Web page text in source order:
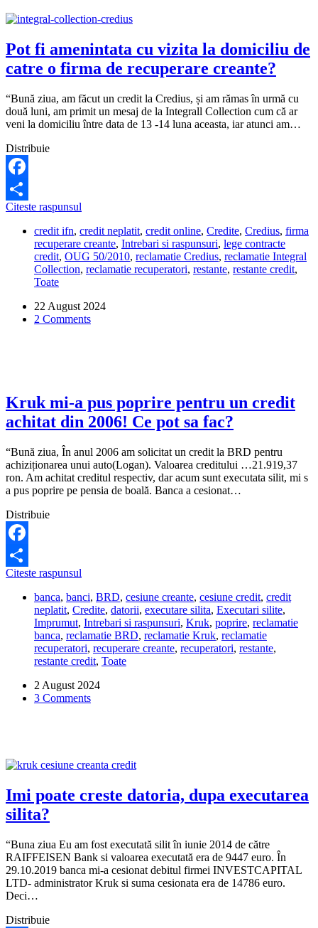
Pot fi amenintata cu vizita la domiciliu de
catre o firma de recuperare creante?
“Bună ziua, am făcut un credit la Credius, și am rămas în urmă cu
două luni, am primit un mesaj de la Integrall Collection cum că ar
veni la domiciliu între data de 13 -14 luna aceasta, iar atunci am…
Distribuie
Facebook
Share
Citeste raspunsul
amenintata
cu
vizita
la
catre
o
credit ifn, credit neplatit, credit online, Credite, Credius, firma
recuperare creante, Intrebari si raspunsuri, lege contracte
credit, OUG 50/2010, reclamatie Credius, reclamatie Integral
Collection, reclamatie recuperatori, restante, restante credit,
Toate
22 August 2024
2 Comments
Kruk mi-a pus poprire pentru un credit
achitat din 2006! Ce pot sa fac?
“Bună ziua, În anul 2006 am solicitat un credit la BRD pentru
achiziționarea unui auto(Logan). Valoarea creditului …21.919,37
ron. Am achitat creditul respectiv, dar acum sunt executata silit, mi s
a pus poprire pe pensia de boală. Banca a cesionat…
Distribuie
Facebook
Share
Citeste raspunsul
a
pus
poprire
pentru
un
credit
din
2006!
banca, banci, BRD, cesiune creante, cesiune credit, credit
neplatit, Credite, datorii, executare silita, Executari silite,
Imprumut, Intrebari si raspunsuri, Kruk, poprire, reclamatie
banca, reclamatie BRD, reclamatie Kruk, reclamatie
recuperatori, recuperare creante, recuperatori, restante,
restante credit, Toate
2 August 2024
3 Comments
Imi poate creste datoria, dupa executarea
silita?
“Buna ziua Eu am fost executată silit în iunie 2014 de către
RAIFFEISEN Bank si valoarea executată era de 9447 euro. În
29.10.2019 banca mi-a cesionat debitul firmei INVESTCAPITAL
LTD- administrator Kruk si suma cesionata era de 14786 euro.
Deci…
Distribuie